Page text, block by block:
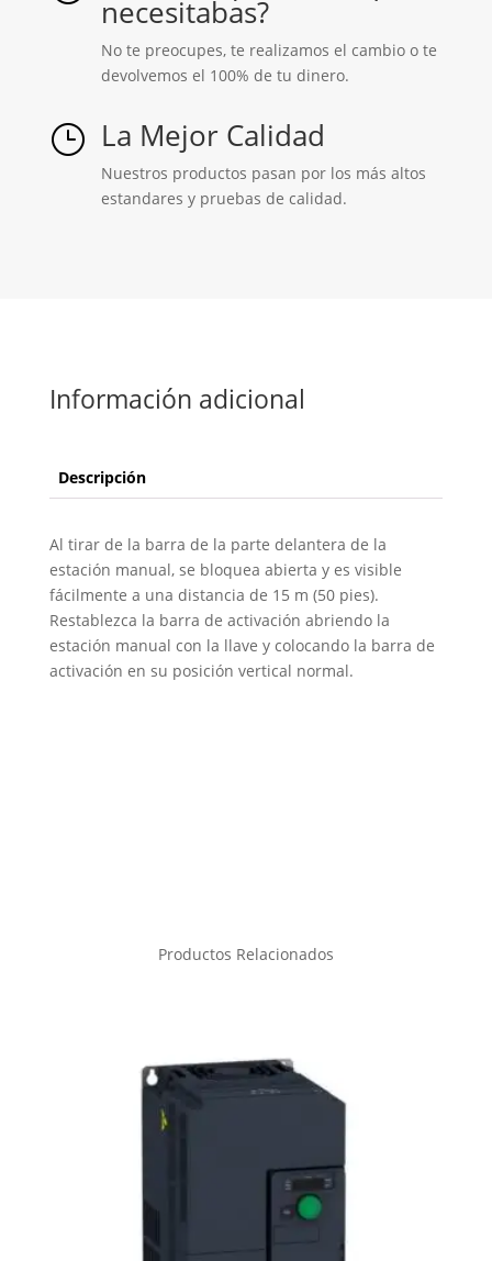
necesitabas?
No te preocupes, te realizamos el cambio o te
devolvemos el 100% de tu dinero.
} La Mejor Calidad
Nuestros productos pasan por los más altos
estandares y pruebas de calidad.
Información adicional
Descripción
Al tirar de la barra de la parte delantera de la
estación manual, se bloquea abierta y es visible
fácilmente a una distancia de 15 m (50 pies).
Restablezca la barra de activación abriendo la
estación manual con la llave y colocando la barra de
activación en su posición vertical normal.
Productos Relacionados